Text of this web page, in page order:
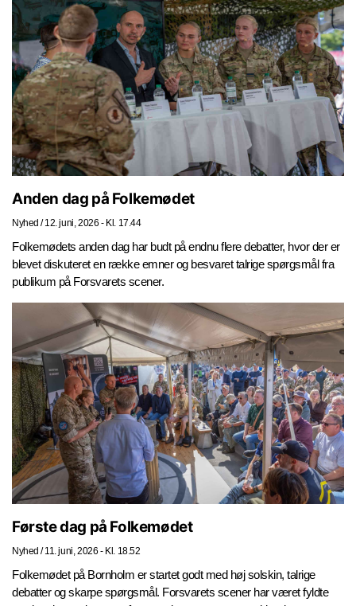
Anden dag på Folkemødet
Nyhed / 12. juni, 2026 - Kl. 17.44
Folkemødets anden dag har budt på endnu flere debatter, hvor der er
blevet diskuteret en række emner og besvaret talrige spørgsmål fra
publikum på Forsvarets scener.
Første dag på Folkemødet
Nyhed / 11. juni, 2026 - Kl. 18.52
Folkemødet på Bornholm er startet godt med høj solskin, talrige
debatter og skarpe spørgsmål. Forsvarets scener har været fyldte